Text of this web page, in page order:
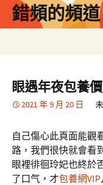
錯頻的頻道
眼遇年夜包養
2021 年 9 月 20 日
自己傷心此頁面能觀
路，我們很快就會看到
眼裡徘徊玲妃也終於
了口气，才包養網VIP